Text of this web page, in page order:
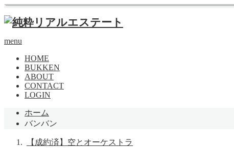
menu
HOME
BUKKEN
ABOUT
CONTACT
LOGIN
ホーム
バンバン
【成約済】空とオーケストラ